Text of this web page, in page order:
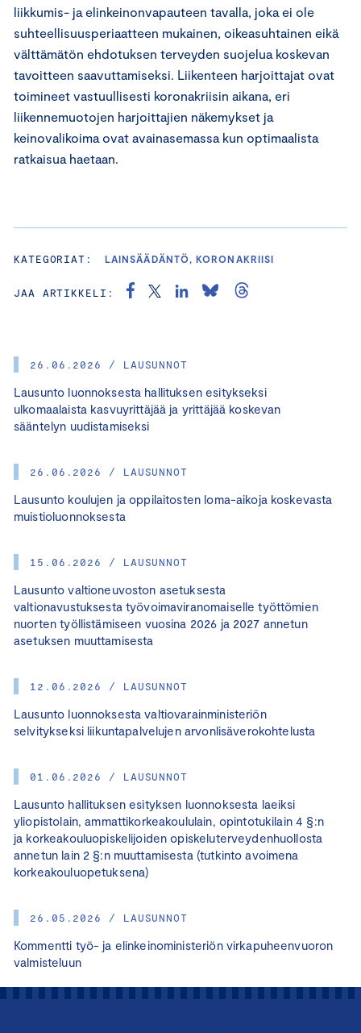
26.06.2026 / LAUSUNNOT
Lausunto luonnoksesta hallituksen esitykseksi
ulkomaalaista kasvuyrittäjää ja yrittäjää koskevan
sääntelyn uudistamiseksi
26.06.2026 / LAUSUNNOT
Lausunto koulujen ja oppilaitosten loma-aikoja koskevasta
muistioluonnoksesta
15.06.2026 / LAUSUNNOT
Lausunto valtioneuvoston asetuksesta
valtionavustuksesta työvoimaviranomaiselle työttömien
nuorten työllistämiseen vuosina 2026 ja 2027 annetun
asetuksen muuttamisesta
12.06.2026 / LAUSUNNOT
Lausunto luonnoksesta valtiovarainministeriön
selvitykseksi liikuntapalvelujen arvonlisäverokohtelusta
01.06.2026 / LAUSUNNOT
Lausunto hallituksen esityksen luonnoksesta laeiksi
yliopistolain, ammattikorkeakoululain, opintotukilain 4 §:n
ja korkeakouluopiskelijoiden opiskeluterveydenhuollosta
annetun lain 2 §:n muuttamisesta (tutkinto avoimena
korkeakouluopetuksena)
26.05.2026 / LAUSUNNOT
Kommentti työ- ja elinkeinoministeriön virkapuheenvuoron
valmisteluun
liikkumis- ja elinkeinonvapauteen tavalla, joka ei ole
suhteellisuusperiaatteen mukainen, oikeasuhtainen eikä
välttämätön ehdotuksen terveyden suojelua koskevan
tavoitteen saavuttamiseksi. Liikenteen harjoittajat ovat
toimineet vastuullisesti koronakriisin aikana, eri
liikennemuotojen harjoittajien näkemykset ja
keinovalikoima ovat avainasemassa kun optimaalista
ratkaisua haetaan.
KATEGORIAT: LAINSÄÄDÄNTÖ, KORONAKRIISI
JAA ARTIKKELI: